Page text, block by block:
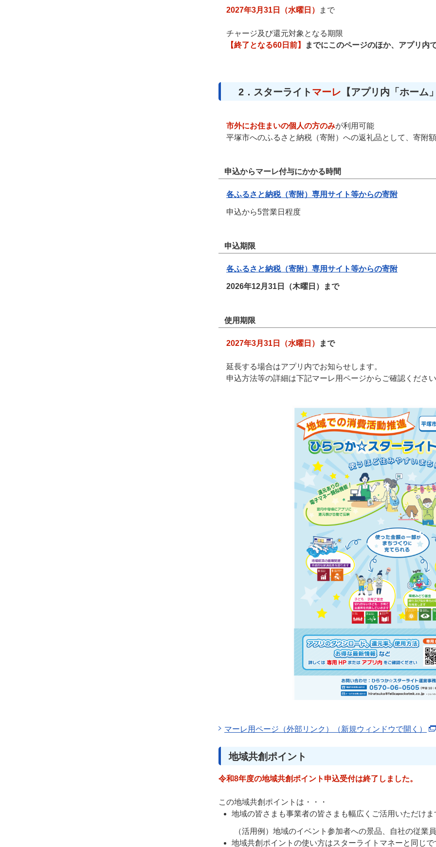
2027年3月31日（水曜日） まで
チャージ及び還元対象となる期限
【終了となる60日前】
までにこのページのほか、アプリ内
2．スターライト マーレ 【アプリ内「ホーム
市外にお住まいの個人の方のみが利用可能
平塚市へのふるさと納税（寄附）への返礼品として、寄附
申込からマーレ付与にかかる時間
各ふるさと納税（寄附）専用サイト等からの寄附
申込から5営業日程度
申込期限
各ふるさと納税（寄附）専用サイト等からの寄附
2026年12月31日（木曜日）まで
使用期限
2027年3月31日（水曜日） まで
延長する場合はアプリ内でお知らせします。
申込方法等の詳細は下記マーレ用ページからご確認くださ
マーレ用ページ（外部リンク）（新規ウィンドウで開く）
地域共創ポイント
令和8年度の地域共創ポイント申込受付は終了しました。
この地域共創ポイントは・・・
地域の皆さまも事業者の皆さまも幅広くご活用いただけま
（活用例）地域のイベント参加者への景品、自社の従業
地域共創ポイントの使い方はスターライトマネーと同じで